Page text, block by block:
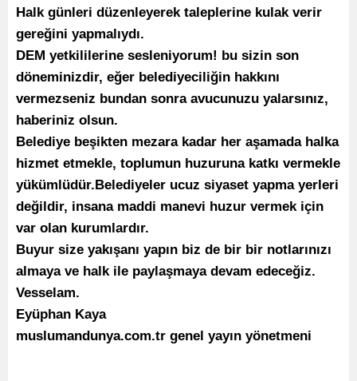
Halk günleri düzenleyerek taleplerine kulak verir
gereğini yapmalıydı.
DEM yetkililerine sesleniyorum! bu sizin son
döneminizdir, eğer belediyeciliğin hakkını
vermezseniz bundan sonra avucunuzu yalarsınız,
haberiniz olsun.
Belediye beşikten mezara kadar her aşamada halka
hizmet etmekle, toplumun huzuruna katkı vermekle
yükümlüdür.Belediyeler ucuz siyaset yapma yerleri
değildir, insana maddi manevi huzur vermek için
var olan kurumlardır.
Buyur size yakışanı yapın biz de bir bir notlarınızı
almaya ve halk ile paylaşmaya devam edeceğiz.
Vesselam.
Eyüphan Kaya
muslumandunya.com.tr genel yayın yönetmeni